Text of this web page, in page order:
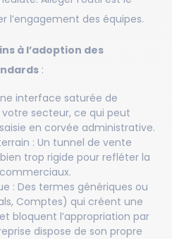
l’engagement des équipes.
à l’adoption des
:
interface saturée de
secteur, ce qui peut
en corvée administrative.
: Un tunnel de vente
trop rigide pour refléter la
: Des termes génériques ou
Comptes) qui créent une
bloquent l’appropriation par
dispose de son propre